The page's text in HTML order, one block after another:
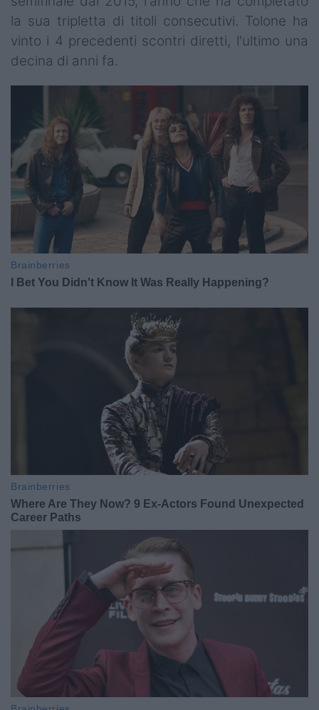
la sua tripletta di titoli consecutivi. Tolone ha
vinto i 4 precedenti scontri diretti, l'ultimo una
decina di anni fa.